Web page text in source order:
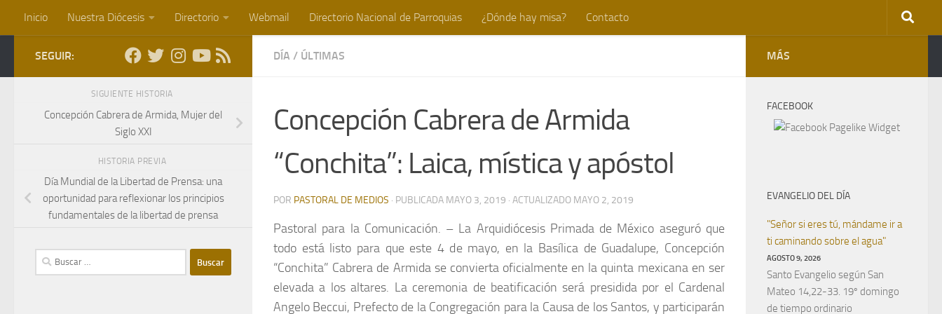
Saltar al contenido
Inicio Nuestra Diócesis Directorio Webmail Directorio Nacional de Parroquias ¿Dónde hay misa? Contacto
DÍA / ÚLTIMAS
Concepción Cabrera de Armida
“Conchita”: Laica, mística y apóstol
POR PASTORAL DE MEDIOS · PUBLICADA MAYO 3, 2019 · ACTUALIZADO MAYO 2, 2019
Pastoral para la Comunicación. – La Arquidiócesis Primada de México aseguró que
todo está listo para que este 4 de mayo, en la Basílica de Guadalupe, Concepción
“Conchita” Cabrera de Armida se convierta oficialmente en la quinta mexicana en ser
elevada a los altares. La ceremonia de beatificación será presidida por el Cardenal
Angelo Beccui, Prefecto de la Congregación para la Causa de los Santos, y participarán
SEGUIR:
SIGUIENTE HISTORIA
Concepción Cabrera de Armida, Mujer del
Siglo XXI
HISTORIA PREVIA
Día Mundial de la Libertad de Prensa: una
oportunidad para reflexionar los principios
fundamentales de la libertad de prensa
Buscar:
MÁS
FACEBOOK
EVANGELIO DEL DÍA
"Señor si eres tú, mándame ir a
ti caminando sobre el agua"
AGOSTO 9, 2026
Santo Evangelio según San
Mateo 14,22-33. 19º domingo
de tiempo ordinario